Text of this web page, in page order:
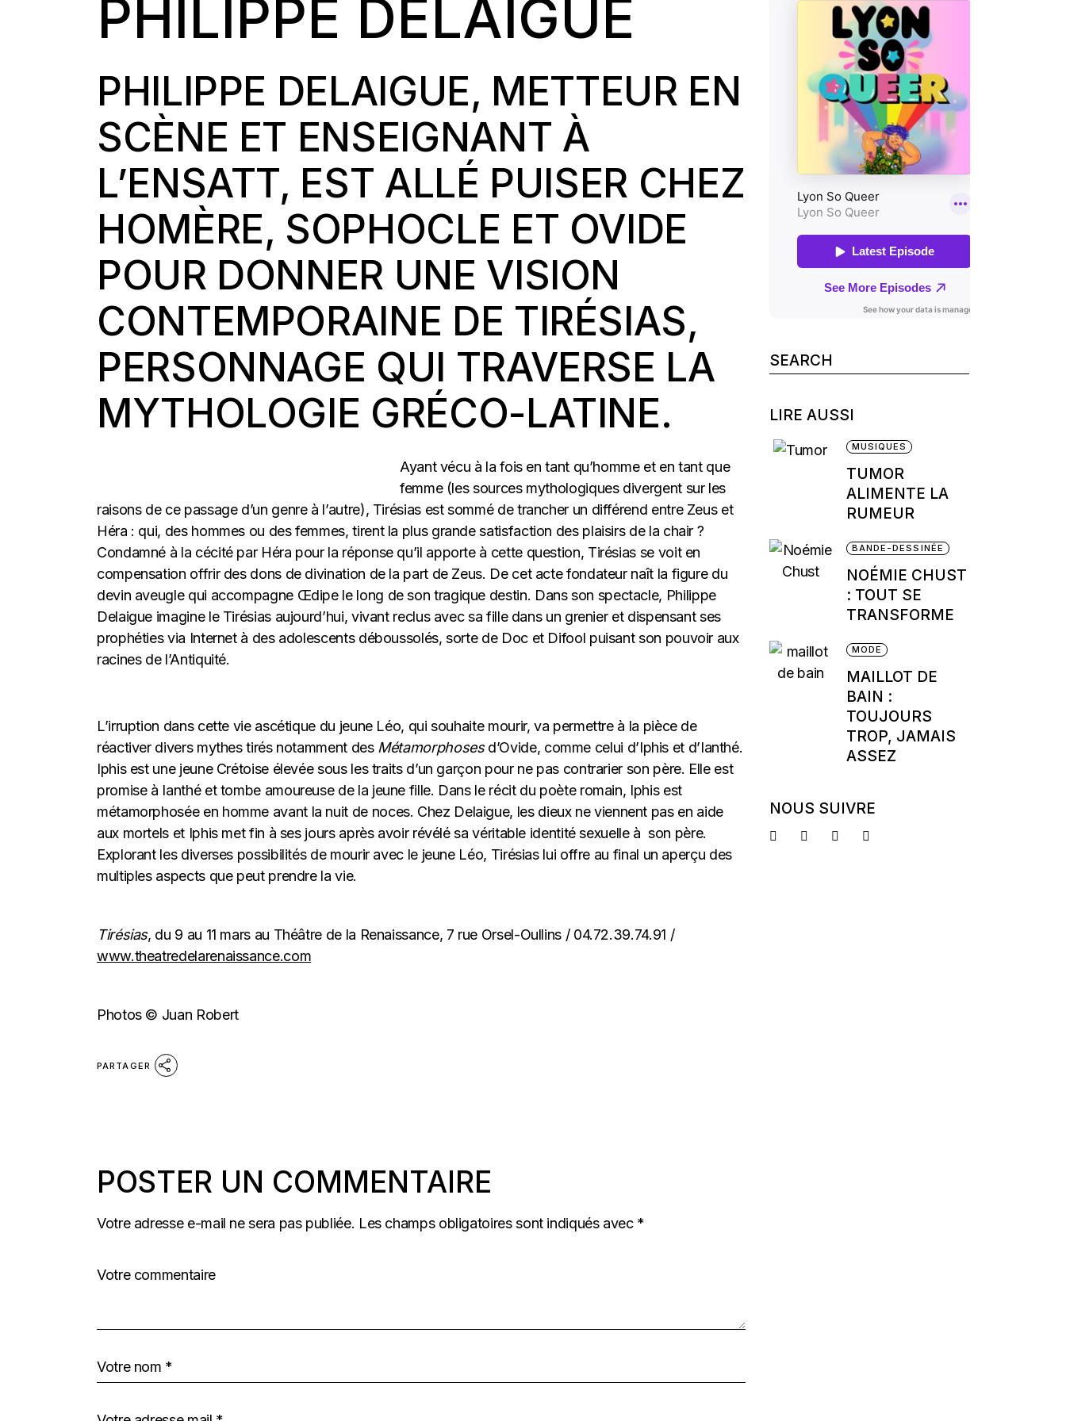
PHILIPPE DELAIGUE
PHILIPPE DELAIGUE, METTEUR EN
SCÈNE ET ENSEIGNANT À
L’ENSATT, EST ALLÉ PUISER CHEZ
HOMÈRE, SOPHOCLE ET OVIDE
POUR DONNER UNE VISION
CONTEMPORAINE DE TIRÉSIAS,
PERSONNAGE QUI TRAVERSE LA
MYTHOLOGIE GRÉCO-LATINE.
Ayant vécu à la fois en tant qu’homme et en tant que
femme (les sources mythologiques divergent sur les
raisons de ce passage d’un genre à l’autre), Tirésias est sommé de trancher un différend entre Zeus et
Héra : qui, des hommes ou des femmes, tirent la plus grande satisfaction des plaisirs de la chair ?
Condamné à la cécité par Héra pour la réponse qu’il apporte à cette question, Tirésias se voit en
compensation offrir des dons de divination de la part de Zeus. De cet acte fondateur naît la figure du
devin aveugle qui accompagne Œdipe le long de son tragique destin. Dans son spectacle, Philippe
Delaigue imagine le Tirésias aujourd’hui, vivant reclus avec sa fille dans un grenier et dispensant ses
prophéties via Internet à des adolescents déboussolés, sorte de Doc et Difool puisant son pouvoir aux
racines de l’Antiquité.
L’irruption dans cette vie ascétique du jeune Léo, qui souhaite mourir, va permettre à la pièce de
réactiver divers mythes tirés notamment des Métamorphosesd’Ovide, comme celui d’Iphis et d’Ianthé.
Iphis est une jeune Crétoise élevée sous les traits d’un garçon pour ne pas contrarier son père. Elle est
promise à Ianthé et tombe amoureuse de la jeune fille. Dans le récit du poète romain, Iphis est
métamorphosée en homme avant la nuit de noces. Chez Delaigue, les dieux ne viennent pas en aide
aux mortels et Iphis met fin à ses jours après avoir révélé sa véritable identité sexuelle à son père.
Explorant les diverses possibilités de mourir avec le jeune Léo, Tirésias lui offre au final un aperçu des
multiples aspects que peut prendre la vie.
Tirésias, du 9 au 11 mars au Théâtre de la Renaissance, 7 rue Orsel-Oullins / 04.72.39.74.91 /
www.theatredelarenaissance.com
Photos © Juan Robert
PARTAGER
POSTER UN COMMENTAIRE
Votre adresse e-mail ne sera pas publiée. Les champs obligatoires sont indiqués avec *
Search
for:
LIRE AUSSI
MUSIQUES
TUMOR
ALIMENTE LA
RUMEUR
BANDE-DESSINÉE
NOÉMIE CHUST
: TOUT SE
TRANSFORME
MODE
MAILLOT DE
BAIN :
TOUJOURS
TROP, JAMAIS
ASSEZ
NOUS SUIVRE